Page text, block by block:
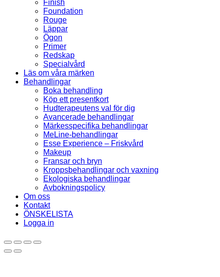
Finish
Foundation
Rouge
Läppar
Ögon
Primer
Redskap
Specialvård
Läs om våra märken
Behandlingar
Boka behandling
Köp ett presentkort
Hudterapeutens val för dig
Avancerade behandlingar
Märkesspecifika behandlingar
MeLine-behandlingar
Esse Experience – Friskvård
Makeup
Fransar och bryn
Kroppsbehandlingar och vaxning
Ekologiska behandlingar
Avbokningspolicy
Om oss
Kontakt
ÖNSKELISTA
Logga in